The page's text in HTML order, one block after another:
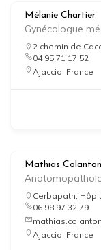
Mélanie Chartier
Gynécologue
2 chemin de
04 95 71 17 52
Ajaccio France
Mathias
Cerbapath,
06 98 97 32 79
Ajaccio France